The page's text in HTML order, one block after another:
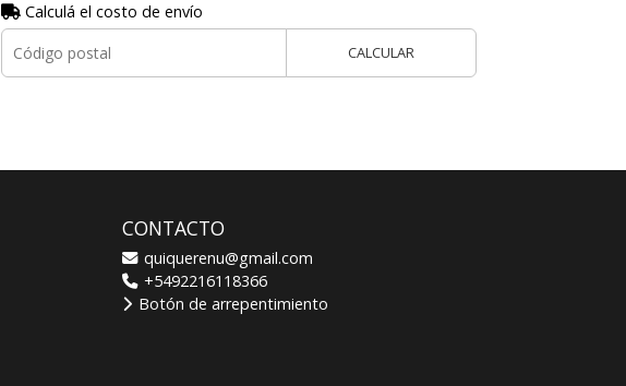
Calculá el costo de envío
CALCULAR
CONTACTO
quiquerenu@gmail.com
+5492216118366
Botón de arrepentimiento